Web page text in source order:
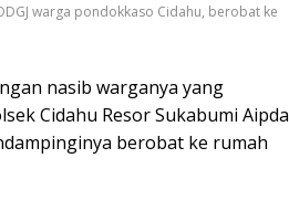
warga pondokkaso Cidahu, berobat ke
nasib warganya yang
Cidahu Resor Sukabumi Aipda
berobat ke rumah